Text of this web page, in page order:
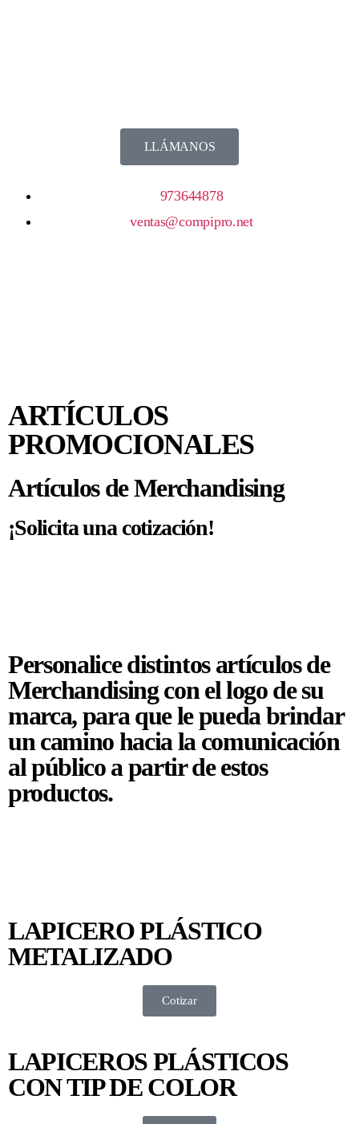
LLÁMANOS
973644878
ventas@compipro.net
ARTÍCULOS
PROMOCIONALES
Artículos de Merchandising
¡Solicita una cotización!
Personalice distintos artículos de
Merchandising con el logo de su
marca, para que le pueda brindar
un camino hacia la comunicación
al público a partir de estos
productos.
LAPICERO PLÁSTICO
METALIZADO
Cotizar
LAPICEROS PLÁSTICOS
CON TIP DE COLOR